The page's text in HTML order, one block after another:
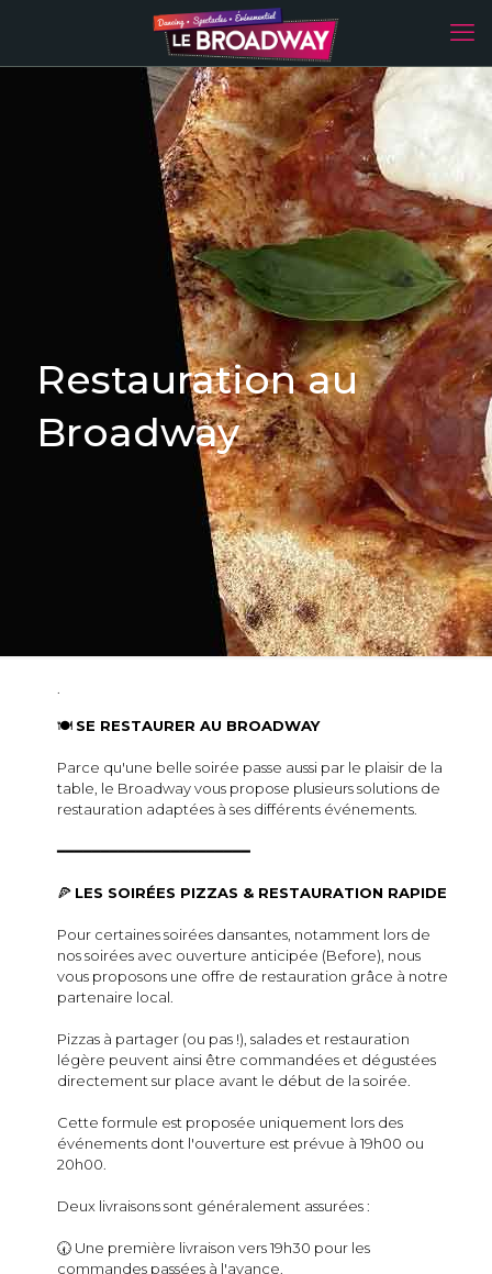
Restauration au
Broadway
🍽️ SE RESTAURER AU BROADWAY
Parce qu'une belle soirée passe aussi par le plaisir de la
table, le Broadway vous propose plusieurs solutions de
restauration adaptées à ses différents événements.
━━━━━━━━━━━━━━━━━━━━━━
🍕 LES SOIRÉES PIZZAS & RESTAURATION RAPIDE
Pour certaines soirées dansantes, notamment lors de
nos soirées avec ouverture anticipée (Before), nous
vous proposons une offre de restauration grâce à notre
partenaire local.
Pizzas à partager (ou pas !), salades et restauration
légère peuvent ainsi être commandées et dégustées
directement sur place avant le début de la soirée.
Cette formule est proposée uniquement lors des
événements dont l'ouverture est prévue à 19h00 ou
20h00.
Deux livraisons sont généralement assurées :
🕢 Une première livraison vers 19h30 pour les
commandes passées à l'avance.